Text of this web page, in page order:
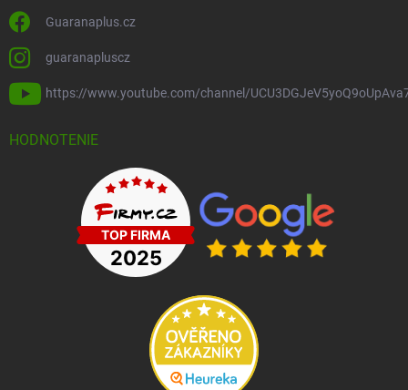
Guaranaplus.cz
guaranapluscz
https://www.youtube.com/channel/
HODNOTENIE